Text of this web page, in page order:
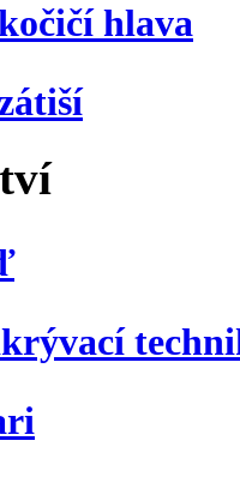
hlava